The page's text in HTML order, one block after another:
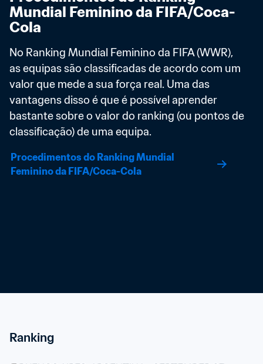
Mundial Feminino da FIFA/Coca-
Cola
No Ranking Mundial Feminino da FIFA (WWR),
as equipas são classificadas de acordo com um
valor que mede a sua força real. Uma das
vantagens disso é que é possível aprender
bastante sobre o valor do ranking (ou pontos de
classificação) de uma equipa.
Procedimentos do Ranking Mundial
Feminino da FIFA/Coca-Cola
Ranking